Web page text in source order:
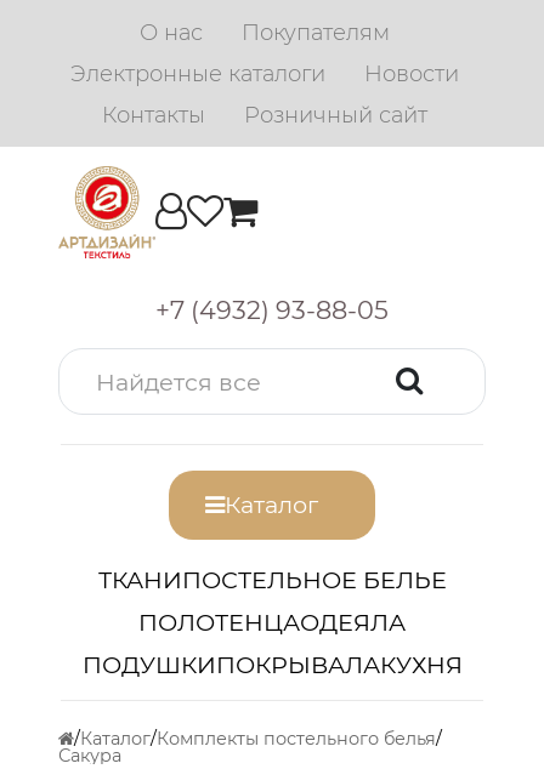
О нас
Покупателям
Электронные каталоги
Новости
Контакты
Розничный сайт
+7 (4932) 93-88-05
Каталог
ТКАНИПОСТЕЛЬНОЕ БЕЛЬЕ
ПОЛОТЕНЦАОДЕЯЛА
ПОДУШКИПОКРЫВАЛАКУХНЯ
Каталог Комплекты постельного белья
Сакура